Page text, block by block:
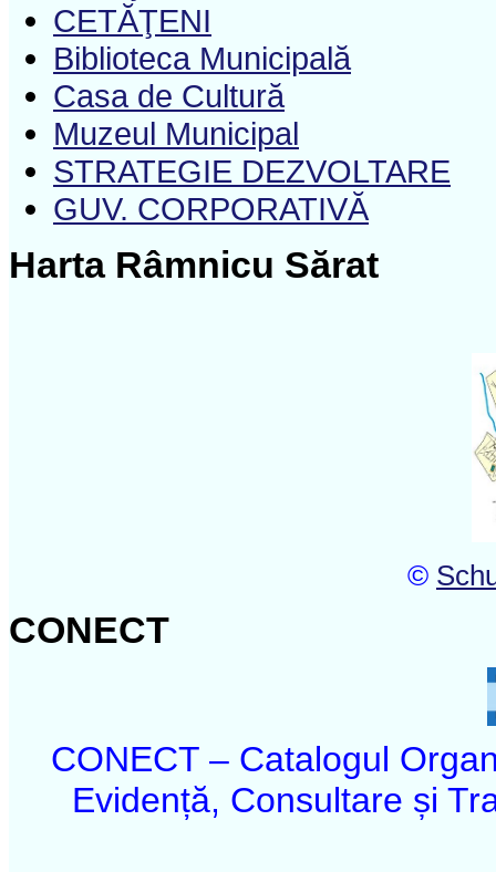
CETĂŢENI
Biblioteca Municipală
Casa de Cultură
Muzeul Municipal
STRATEGIE DEZVOLTARE
GUV. CORPORATIVĂ
Harta Râmnicu Sărat
©
CONECT
CONECT – Catalogul
Evidență, Consultare și